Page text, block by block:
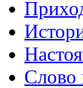
Слово